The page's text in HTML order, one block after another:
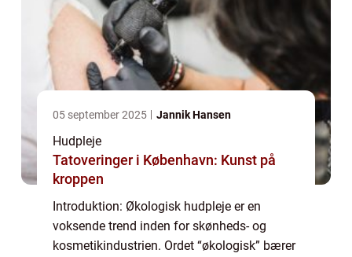
05 september 2025 Jannik Hansen
Hudpleje
Tatoveringer i København: Kunst på
kroppen
Introduktion: Økologisk hudpleje er en
voksende trend inden for skønheds- og
kosmetikindustrien. Ordet “økologisk” bærer